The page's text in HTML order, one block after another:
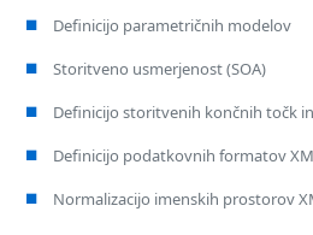
Definicijo parametričnih modelov
Storitveno usmerjenost (SOA)
Definicijo storitvenih končnih točk
Definicijo podatkovnih formatov
Normalizacijo imenskih prostorov